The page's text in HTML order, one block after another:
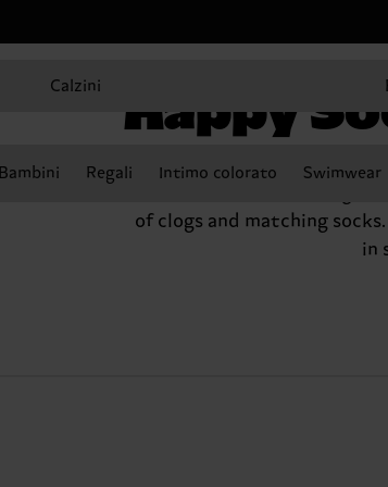
Calzini
Bambini Regali Intimo colorato Swimwear
Happy
Happy Socks and Crocs
of-this-world, brimming-
of clogs and matching
in